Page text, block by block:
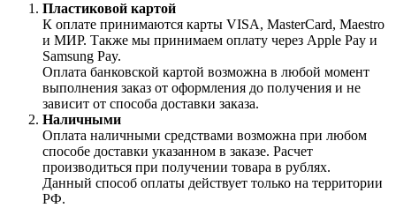
Пластиковой картой
К оплате принимаются карты VISA, MasterCard, Maestro
и МИР. Также мы принимаем оплату через Apple Pay и
Samsung Pay.
Оплата банковской картой возможна в любой момент
выполнения заказ от оформления до получения и не
зависит от способа доставки заказа.
Наличными
Оплата наличными средствами возможна при любом
способе доставки указанном в заказе. Расчет
производиться при получении товара в рублях.
Данный способ оплаты действует только на территории
РФ.